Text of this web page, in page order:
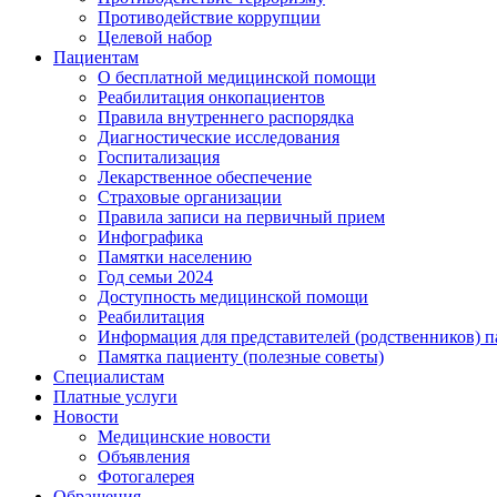
Противодействие коррупции
Целевой набор
Пациентам
О бесплатной медицинской помощи
Реабилитация онкопациентов
Правила внутреннего распорядка
Диагностические исследования
Госпитализация
Лекарственное обеспечение
Страховые организации
Правила записи на первичный прием
Инфографика
Памятки населению
Год семьи 2024
Доступность медицинской помощи
Реабилитация
Информация для представителей (родственников)
Памятка пациенту (полезные советы)
Специалистам
Платные услуги
Новости
Медицинские новости
Объявления
Фотогалерея